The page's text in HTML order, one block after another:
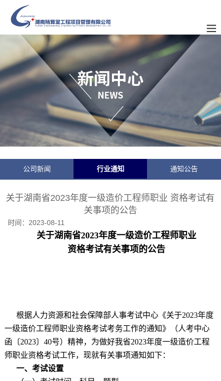
公司新闻 行业通知 通知公告
关于湖南省2023年度一级造价工程师职业 资格考试有
关事项的公告
时间： 2023-08-11
关于湖南省2023年度一级造价工程师职业
资格考试有关事项的公告
根据人力资源和社会保障部人事考试中心《关于2023年度
一级造价工程师职业资格考试考务工作的通知》（人考中心
函〔2023〕 40号）精神，为做好我省2023年度一级造价工程
师职业资格考试工作，现就有关事项通知如下：
一、考试设置